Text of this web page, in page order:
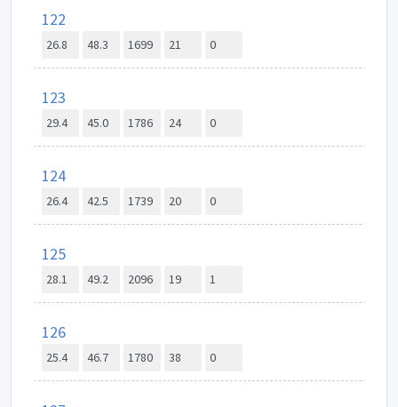
122
26.8 48.3 1699 21 0
123
29.4 45.0 1786 24 0
124
26.4 42.5 1739 20 0
125
28.1 49.2 2096 19 1
126
25.4 46.7 1780 38 0